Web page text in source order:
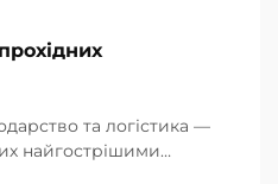
та логістика —
найгострішими